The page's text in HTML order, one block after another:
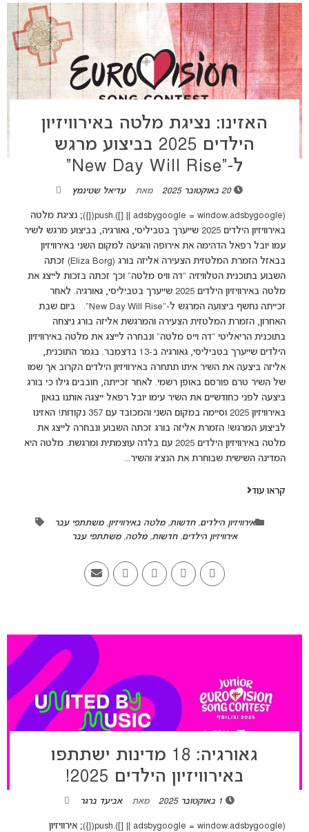
האזינו: נציגת מלטה באירוויזיון
הילדים 2025 בביצוע מרגש
ל-“New Day Will Rise”
20 באוקטובר 2025 מאת עדיאל שטינמץ
(adsbygoogle = window.adsbygoogle || []).push({}); נציגת מלטה
באירוויזיון הילדים 2025 שייערך בטביליסי, גאורגיה, בביצוע מרגש לשיר
עמו יובל רפאל הדהימה את אירופה והגיעה למקום השני באירוויזיון
בבאזל הזמרת המלטזית הצעירה אליזה בורג (Eliza Borg) זכתה
השבוע בתוכנית הטלוויזיה "דה וויס מלטה" וכך זכתה בזכות לייצג את
מלטה באירוויזיון הילדים 2025 שייערך בטביליסי, גאורגיה. לאחר
זכייתה נחשף ביצועה המרגש ל-"New Day Will Rise". ביום שבת
האחרון, הזמרת המלטזית הצעירה והמרגשת אליזה בורג ניצחה
בתוכנית הריאליטי "דה וייס מלטה" ונבחרה לייצג את מלטה באירוויזיון
הילדים שייערך בטביליסי, גאורגיה ב-13 בדצמבר. בגמר התוכנית,
אליזה ביצעה את השיר איתו תתחרה באירוויזיון הילדים הקרוב אך שמו
של השיר טרם פורסם באופן רשמי. לאחר זכייתה, חובבים גילו כי בורג
ביצעה לפני כחודשיים את השיר עימו יובל רפאל ייצגה אותנו בגאון
באירוויזיון 2025 וסיימה במקום השני והמכובד עם 357 נקודות! האזינו
לביצוע המרגש! הזמרת אליזה בורג זכתה השבוע ונבחרה לייצג את
מלטה באירוויזיון הילדים 2025 עם בלדה עוצמתית ומרגשת. מלטה היא
המדינה השישית שבוחרת את הנציג והשיר...
קראו עוד
אירוויזיון הילדים,חדשות,מלטה באירוויזיון,משתתפי עבר
אירוויזיון הילדים,חדשות,מלטה,משתתפי עבר
גאורגיה: 18 מדינות ישתתפו
באירוויזיון הילדים 2025!
מאת אביעד ברגר
(adsbygoogle = window.adsbygoogle || []).push({}); אירוויזיון